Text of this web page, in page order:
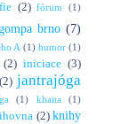
(2) fórum (1)
brno (7)
A (1) humor (1)
(2) iniciace (3)
(2) jantrajóga
(1) khaita (1)
(2) knihy